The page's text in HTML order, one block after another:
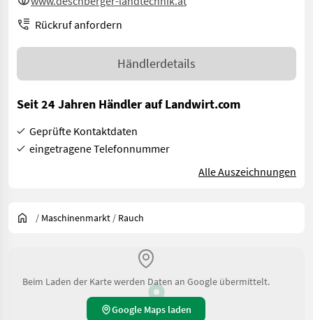
Rückruf anfordern
Händlerdetails
Seit 24 Jahren Händler auf Landwirt.com
Geprüfte Kontaktdaten
eingetragene Telefonnummer
Alle Auszeichnungen
/ Maschinenmarkt / Rauch
Beim Laden der Karte werden Daten an Google übermittelt.
Google Maps laden